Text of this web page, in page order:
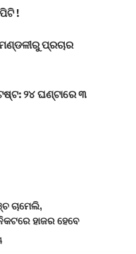
!
ପ୍ରଚାର
୨୪ ଘଣ୍ଟାରେ ୩
ଚାମେଲି,
ହାଜର ହେବେ